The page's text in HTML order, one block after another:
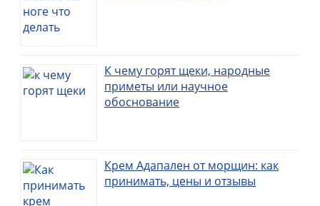
К чему горят щеки, народные
приметы или научное
обоснование
Крем Адапален от морщин: как
принимать, цены и отзывы